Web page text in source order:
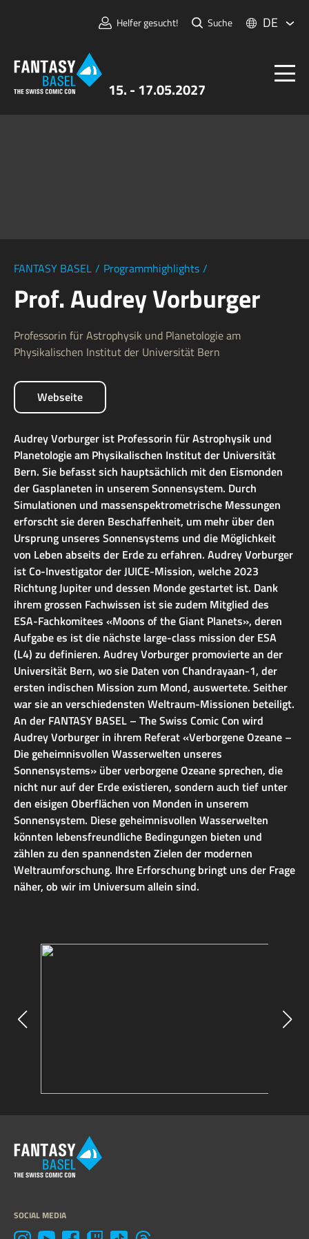
15. - 17.05.2027
Helfer gesucht! Suche DE
FANTASY BASEL / Programmhighlights /
Prof. Audrey Vorburger
Professorin für Astrophysik und Planetologie am
Physikalischen Institut der Universität Bern
Webseite
Audrey Vorburger ist Professorin für Astrophysik und
Planetologie am Physikalischen Institut der Universität
Bern. Sie befasst sich hauptsächlich mit den Eismonden
der Gasplaneten in unserem Sonnensystem. Durch
Simulationen und massenspektrometrische Messungen
erforscht sie deren Beschaffenheit, um mehr über den
Ursprung unseres Sonnensystems und die Möglichkeit
von Leben abseits der Erde zu erfahren. Audrey Vorburger
ist Co-Investigator der JUICE-Mission, welche 2023
Richtung Jupiter und dessen Monde gestartet ist. Dank
ihrem grossen Fachwissen ist sie zudem Mitglied des
ESA-Fachkomitees «Moons of the Giant Planets», deren
Aufgabe es ist die nächste large-class mission der ESA
(L4) zu definieren. Audrey Vorburger promovierte an der
Universität Bern, wo sie Daten von Chandrayaan-1, der
ersten indischen Mission zum Mond, auswertete. Seither
war sie an verschiedensten Weltraum-Missionen beteiligt.
An der FANTASY BASEL – The Swiss Comic Con wird
Audrey Vorburger in ihrem Referat «Verborgene Ozeane –
Die geheimnisvollen Wasserwelten unseres
Sonnensystems» über verborgene Ozeane sprechen, die
nicht nur auf der Erde existieren, sondern auch tief unter
den eisigen Oberflächen von Monden in unserem
Sonnensystem. Diese geheimnisvollen Wasserwelten
könnten lebensfreundliche Bedingungen bieten und
zählen zu den spannendsten Zielen der modernen
Weltraumforschung. Ihre Erforschung bringt uns der Frage
näher, ob wir im Universum allein sind.
SOCIAL MEDIA